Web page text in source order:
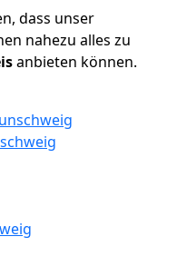
dass unser
nahezu alles zu
anbieten können.